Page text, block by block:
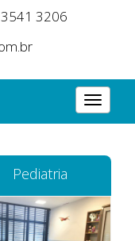
3206
Pediatria